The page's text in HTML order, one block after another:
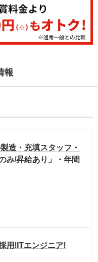
報
造・充填スタッフ・
み/昇給あり」・年間
用!ITエンジニア!